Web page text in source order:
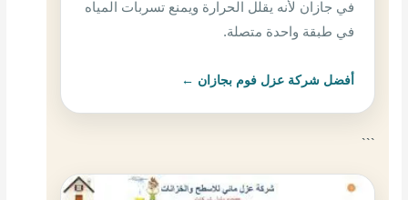
في جازان لأنه يقلل الحرارة ويمنع تسربات المياه
في طبقة واحدة متصلة.
أفضل شركة عزل فوم بجازان ←
```